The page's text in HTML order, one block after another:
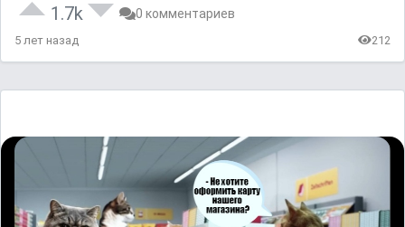
1.7k 0 комментариев
5 лет назад 212